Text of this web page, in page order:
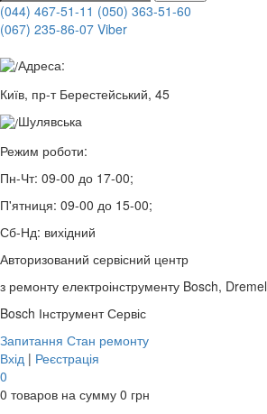
(044) 467-51-11 (050) 363-51-60
(067) 235-86-07 Viber
Адреса:
Київ, пр-т Берестейський, 45
Шулявська
Режим роботи:
Пн-Чт: 09-00 до 17-00;
П'ятниця: 09-00 до 15-00;
Сб-Нд: вихідний
Авторизований сервісний центр
з ремонту електроінструменту Bosch, Dremel
Bosch Інструмент Сервіс
Запитання Стан ремонту
Вхід | Реєстрація
0
0 товаров на сумму 0 грн